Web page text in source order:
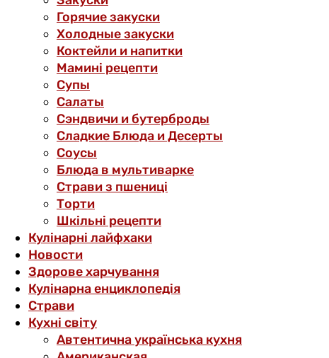
Горячие закуски
Холодные закуски
Коктейли и напитки
Мамині рецепти
Супы
Салаты
Сэндвичи и бутерброды
Сладкие Блюда и Десерты
Соусы
Блюда в мультиварке
Страви з пшениці
Торти
Шкільні рецепти
Кулінарні лайфхаки
Новости
Здорове харчування
Кулінарна енциклопедія
Страви
Кухні світу
Автентична українська кухня